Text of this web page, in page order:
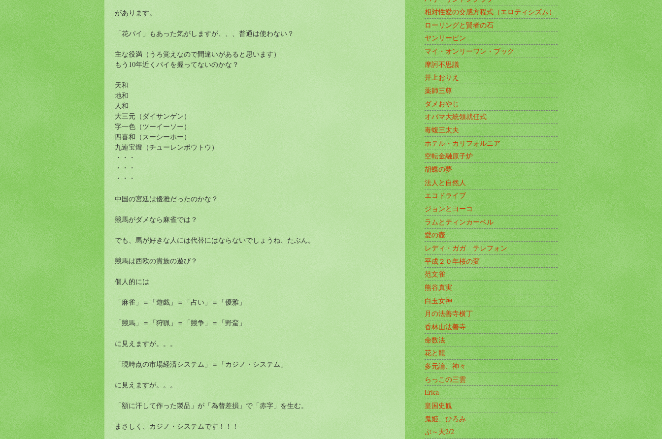
があります。
「花パイ」もあった気がしますが、、、普通は使わない？
主な役満（うろ覚えなので間違いがあると思います）
もう10年近くパイを握ってないのかな？
天和
地和
人和
大三元（ダイサンゲン）
字一色（ツーイーソー）
四喜和（スーシーホー）
九連宝燈（チューレンポウトウ）
・・・
・・・
・・・
中国の宮廷は優雅だったのかな？
競馬がダメなら麻雀では？
でも、馬が好きな人には代替にはならないでしょうね、たぶん。
競馬は西欧の貴族の遊び？
個人的には
「麻雀」＝「遊戯」＝「占い」＝「優雅」
「競馬」＝「狩猟」＝「競争」＝「野蛮」
に見えますが。。。
「現時点の市場経済システム」＝「カジノ・システム」
に見えますが。。。
「額に汗して作った製品」が「為替差損」で「赤字」を生む。
まさしく、カジノ・システムです！！！
相対性愛の交感方程式（エロティシズム）
ローリングと賢者の石
ヤンリーピン
マイ・オンリーワン・ブック
摩訶不思議
井上おりえ
薬師三尊
ダメおやじ
オバマ大統領就任式
毒蝮三太夫
ホテル・カリフォルニア
空転金融原子炉
胡蝶の夢
法人と自然人
エコドライブ
ジョンとヨーコ
ラムとティンカーベル
愛の壺
レディ・ガガ テレフォン
平成２０年桜の変
范文雀
熊谷真実
白玉女神
月の法善寺横丁
香林山法善寺
命数法
花と龍
多元論、神々
らっこの三雲
Erica
皇国史観
鬼姫、ひろみ
ぷ～天2/2